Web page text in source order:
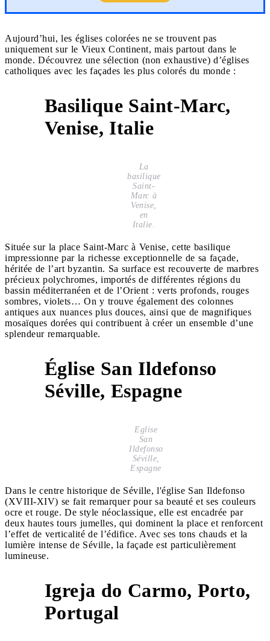
Aujourd’hui, les églises colorées ne se trouvent pas
uniquement sur le Vieux Continent, mais partout dans le
monde. Découvrez une sélection (non exhaustive) d’églises
catholiques avec les façades les plus colorés du monde :
Basilique Saint-Marc,
Venise, Italie
La
basilique
Saint-
Marc à
Venise,
en
Italie.
Située sur la place Saint-Marc à Venise, cette basilique
impressionne par la richesse exceptionnelle de sa façade,
héritée de l’art byzantin. Sa surface est recouverte de marbres
précieux polychromes, importés de différentes régions du
bassin méditerranéen et de l’Orient : verts profonds, rouges
sombres, violets… On y trouve également des colonnes
antiques aux nuances plus douces, ainsi que de magnifiques
mosaïques dorées qui contribuent à créer un ensemble d’une
splendeur remarquable.
Église San Ildefonso
Séville, Espagne
Eglise
San
Ildefonso
Séville,
Espagne
Dans le centre historique de Séville, l'église San Ildefonso
(XVIII-XIV) se fait remarquer pour sa beauté et ses couleurs
ocre et rouge. De style néoclassique, elle est encadrée par
deux hautes tours jumelles, qui dominent la place et renforcent
l’effet de verticalité de l’édifice. Avec ses tons chauds et la
lumière intense de Séville, la façade est particulièrement
lumineuse.
Igreja do Carmo, Porto,
Portugal